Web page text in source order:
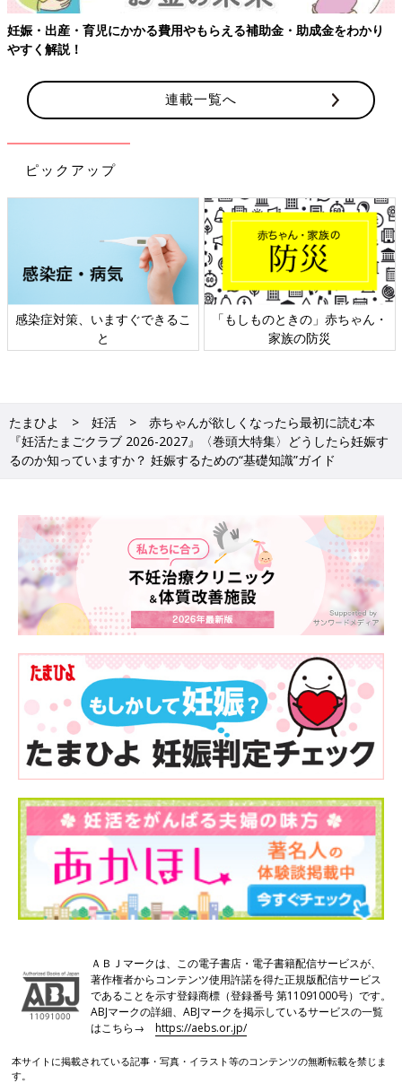
【ワクチン接種できるものも】妊婦の感染症対策、知っておいて！
連載一覧へ
ピックアップ
日本外来小児科学会リーフレッ
ト検討会
六星占術 細木かおりさんの人生
相談
たまひよ 妊活
赤ちゃんが欲しくなったら最初に読む本
『妊活たまごクラブ 2026-2027』〈巻頭大特集〉どうしたら妊娠す
るのか知っていますか？ 妊娠するための“基礎知識”ガイド
ＡＢＪマークは、この電子書店・電子書籍配信サービスが、
著作権者からコンテンツ使用許諾を得た正規版配信サービス
であることを示す登録商標（登録番号 第11091000号）です。
ABJマークの詳細、ABJマークを掲示しているサービスの一覧
はこちら→https://aebs.or.jp/
本サイトに掲載されている記事・写真・イラスト等のコンテンツの無断転載を禁じま
す。